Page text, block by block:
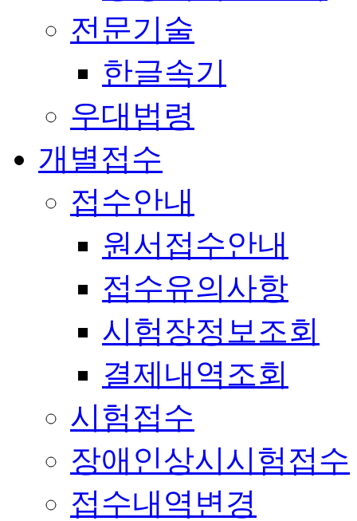
전문기술
한글속기
우대법령
개별접수
접수안내
원서접수안내
접수유의사항
시험장정보조회
결제내역조회
시험접수
장애인상시시험접수
접수내역변경